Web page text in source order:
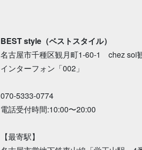
BEST style（ベストスタイル）
名古屋市千種区観月町1-60-1 chez soi
インターフォン「002」
070-5333-0774
電話受付時間:10:00〜20:00
【最寄駅】